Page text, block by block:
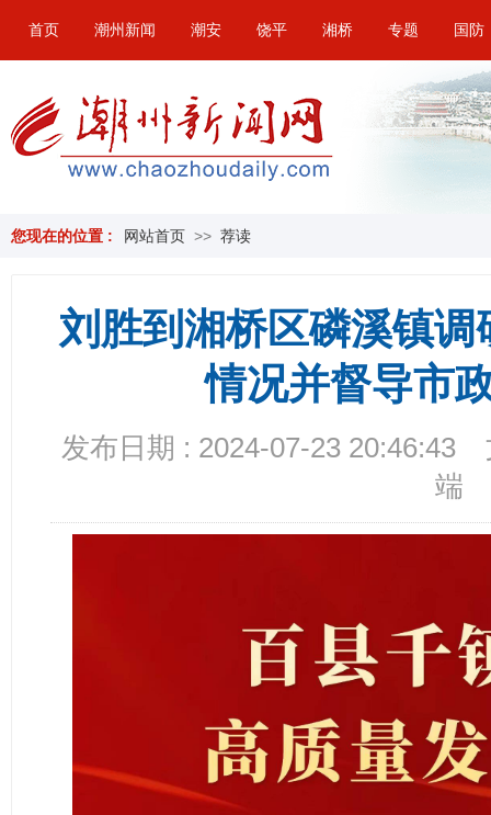
首页 潮州新闻 潮安 饶平 湘桥 专题 国防
您现在的位置 : 网站首页 >> 荐读
刘胜到湘桥区磷溪镇
情况并督导市
发布日期 : 2024-07-23 20:46:43
端